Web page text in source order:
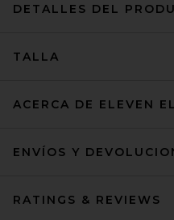
Brixton Cohen Cowboy Hat in
DETALLES DEL
TALLA
ACERCA DE ELEVEN
ENVÍOS Y
RATINGS & REVIEWS